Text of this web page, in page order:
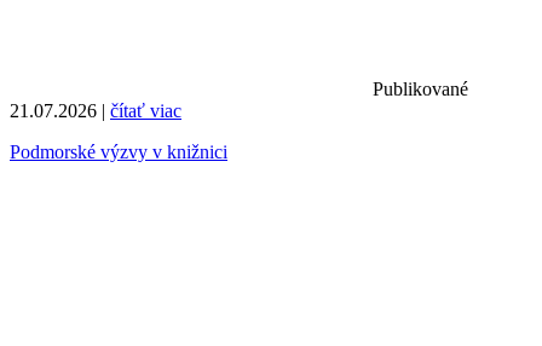
Publikované
21.07.2026 | čítať viac
Podmorské výzvy v knižnici